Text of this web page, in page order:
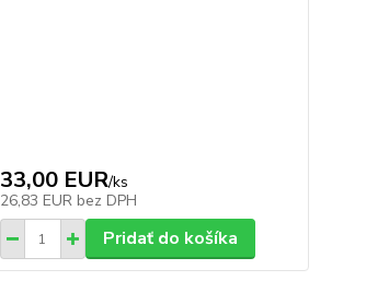
33,00 EUR/ks
26,83 EUR bez DPH
Pridať do košíka